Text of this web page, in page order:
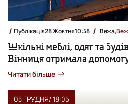
Публікація28 Жовтня10:58 Вежа,
Шкільні меблі, одяг та
Вінниця отримала
Читати більше
05 ГРУДНЯ/ 18:05